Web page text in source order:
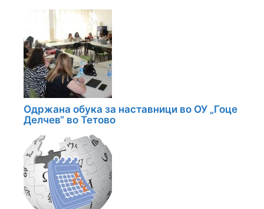
Одржана обука за наставници во ОУ „Гоце
Делчев“ во Тетово